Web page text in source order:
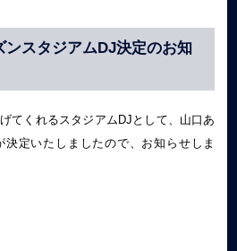
ンスタジアムDJ決定のお知
てくれるスタジアムDJとして、山口あ
定いたしましたので、お知らせしま